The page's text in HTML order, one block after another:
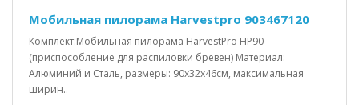
Мобильная пилорама Harvestpro 903467120
Комплект:Мобильная пилорама HarvestPro HP90
(приспособление для распиловки бревен) Материал:
Алюминий и Сталь, размеры: 90x32x46см, максимальная
ширин..